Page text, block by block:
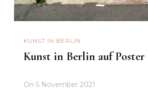
KUNST IN BERLIN
Kunst in Berlin auf Poster
On 5 November 2021